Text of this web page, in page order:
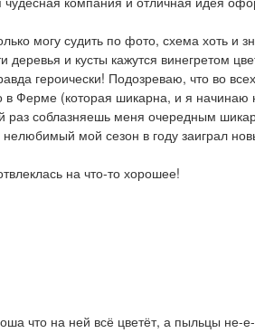
могу судить по фото, схема хоть и
деревья и кусты кажутся винегретом
героически! Подозреваю, что во
в Ферме (которая шикарна, и я начинаю
раз соблазняешь меня очередным
мой сезон в году заиграл
на что-то хорошее!
что на ней всё цветёт, а пыльцы не-